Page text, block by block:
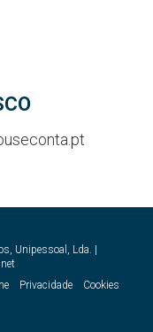
Unipessoal, Lda. |
Privacidade Cookies